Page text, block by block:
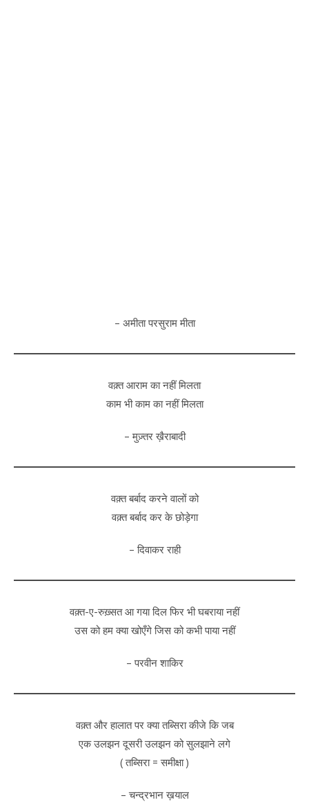
– अमीता परसुराम मीता
वक़्त आराम का नहीं मिलता
काम भी काम का नहीं मिलता
– मुज़्तर ख़ैराबादी
वक़्त बर्बाद करने वालों को
वक़्त बर्बाद कर के छोड़ेगा
– दिवाकर राही
वक़्त-ए-रुख़्सत आ गया दिल फिर भी घबराया नहीं
उस को हम क्या खोएँगे जिस को कभी पाया नहीं
– परवीन शाकिर
वक़्त और हालात पर क्या तब्सिरा कीजे कि जब
एक उलझन दूसरी उलझन को सुलझाने लगे
( तब्सिरा = समीक्षा )
– चन्द्रभान ख़याल